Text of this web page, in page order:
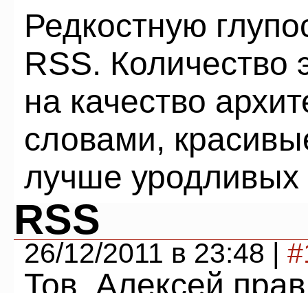
Редкостную
RSS. Количество
на качество
словами,
лучше уродливых
RSS
26/12/2011 в 23:48 |
Тов. Алексей